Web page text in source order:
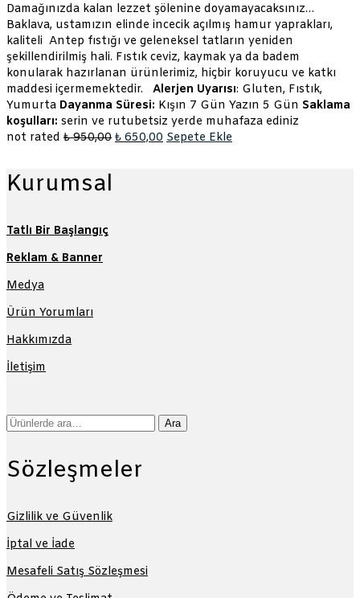
Damağınızda kalan lezzet şölenine doyamayacaksınız…
Baklava, ustamızın elinde incecik açılmış hamur yaprakları,
kaliteli Antep fıstığı ve geleneksel tatların yeniden
şekillendirilmiş hali. Fıstık ceviz, kaymak ya da badem
konularak hazırlanan ürünlerimiz, hiçbir koruyucu ve katkı
maddesi içermemektedir. Alerjen Uyarısı: Gluten, Fıstık,
Yumurta Dayanma Süresi: Kışın 7 Gün Yazın 5 Gün Saklama
koşulları: serin ve rutubetsiz yerde muhafaza ediniz
not rated ₺950,00 Orijinal
₺ 650,00 Şu
Sepete Ekle
Kurumsal
Tatlı Bir Başlangıç
Reklam & Banner
Medya
Ürün Yorumları
Hakkımızda
İletişim
Ara: Ara
Sözleşmeler
Gizlilik ve Güvenlik
İptal ve İade
Mesafeli Satış Sözleşmesi